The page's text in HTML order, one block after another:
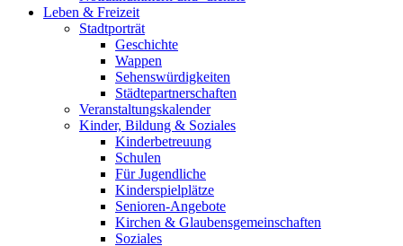
Leben & Freizeit
Stadtporträt
Geschichte
Wappen
Sehenswürdigkeiten
Städtepartnerschaften
Veranstaltungskalender
Kinder, Bildung & Soziales
Kinderbetreuung
Schulen
Für Jugendliche
Kinderspielplätze
Senioren-Angebote
Kirchen & Glaubensgemeinschaften
Soziales